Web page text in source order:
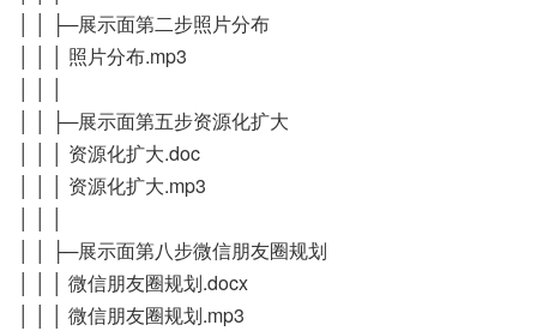
│ │ ├─展示面第二步照片分布
│ │ │ 照片分布.mp3
│ │ ├─展示面第五步资源化扩大
│ │ │ 资源化扩大.doc
│ │ │ 资源化扩大.mp3
│ │ ├─展示面第八步微信朋友圈规划
│ │ │ 微信朋友圈规划.docx
│ │ │ 微信朋友圈规划.mp3